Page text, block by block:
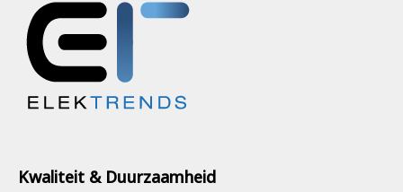
Kwaliteit & Duurzaamheid